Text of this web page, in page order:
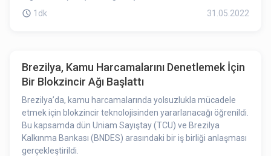
1dk
31.05.2022
Brezilya, Kamu Harcamalarını Denetlemek İçin
Bir Blokzincir Ağı Başlattı
Brezilya’da, kamu harcamalarında yolsuzlukla mücadele
etmek için blokzincir teknolojisinden yararlanacağı öğrenildi.
Bu kapsamda dün Uniam Sayıştay (TCU) ve Brezilya
Kalkınma Bankası (BNDES) arasındaki bir iş birliği anlaşması
gerçekleştirildi.